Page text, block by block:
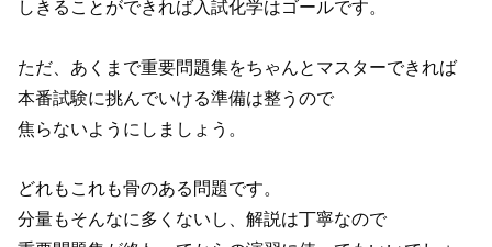
しきることができれば入試化学はゴールです。
ただ、あくまで重要問題集をちゃんとマスターできれば
本番試験に挑んでいける準備は整うので
焦らないようにしましょう。
どれもこれも骨のある問題です。
分量もそんなに多くないし、解説は丁寧なので